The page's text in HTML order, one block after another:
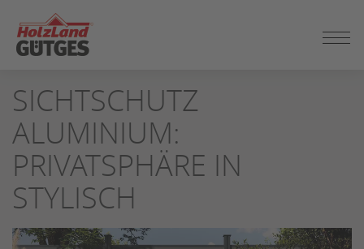
ZUM
SEITENINHALT
SPRINGEN
SICHTSCHUTZ
ALUMINIUM:
PRIVATSPHÄRE IN
STYLISCH